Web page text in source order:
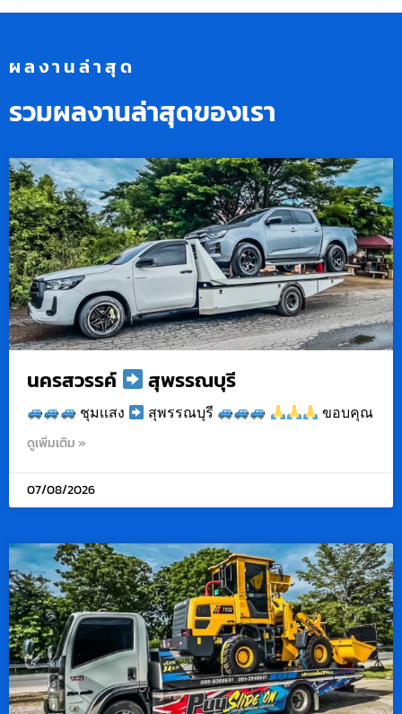
ผลงานล่าสุด
รวมผลงานล่าสุดของเรา
นครสวรรค์ สุพรรณบุรี
ชุมเเสง สุพรรณบุรี ขอบคุณ
ดูเพิ่มเติม »
07/08/2026